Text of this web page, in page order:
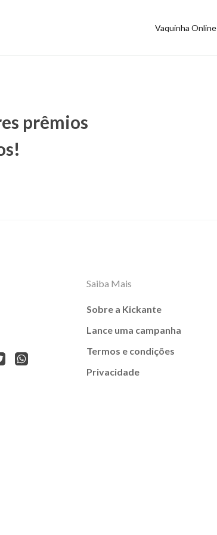
Vaquinha Online
prêmios
Saiba Mais
Sobre a Kickante
Lance uma campanha
Termos e condições
Privacidade